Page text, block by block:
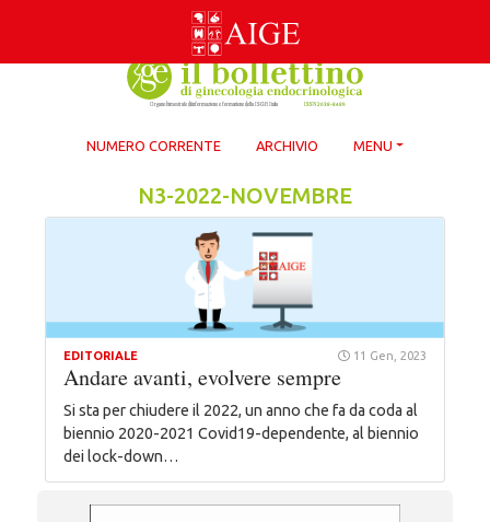
NUMERO CORRENTE ARCHIVIO MENU
N3-2022-NOVEMBRE
EDITORIALE 11 Gen, 2023
Andare avanti, evolvere sempre
Si sta per chiudere il 2022, un anno che fa da coda al
biennio 2020-2021 Covid19-dependente, al biennio
dei lock-down…